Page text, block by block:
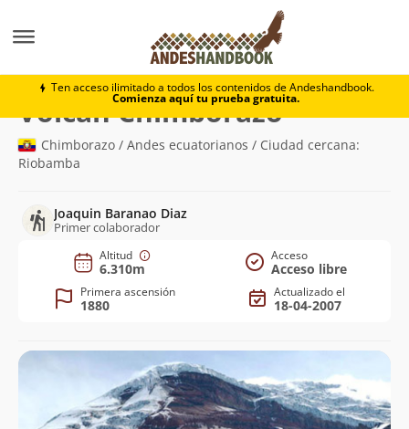
Ten acceso ilimitado a todos los contenidos de Andeshandbook.
Comienza aquí tu prueba gratuita.
Volcán Chimborazo
Volcán Chimborazo(6.310m)
Chimborazo / Andes ecuatorianos / Ciudad cercana:
Riobamba
Joaquin Baranao Diaz
Primer colaborador
Altitud
6.310m
Acceso
Acceso libre
Primera ascensión
1880
Actualizado el
18-04-2007